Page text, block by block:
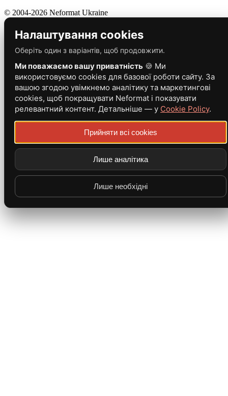
© 2004-2026 Neformat Ukraine
Налаштування cookies
Оберіть один з варіантів, щоб продовжити.
Ми поважаємо вашу приватність 🍪 Ми
використовуємо cookies для базової роботи сайту. За
вашою згодою увімкнемо аналітику та маркетингові
cookies, щоб покращувати Neformat і показувати
релевантний контент. Детальніше — у Cookie Policy.
Прийняти всі cookies
Лише аналітика
Лише необхідні